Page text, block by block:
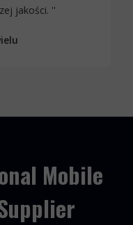
jakości. ''
Mobile